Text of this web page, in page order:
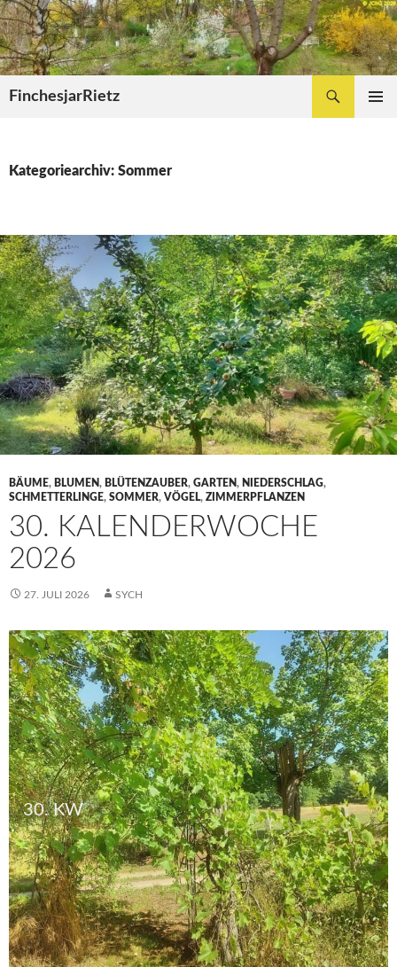
Zum
Inhalt
springen
FinchesjarRietz
Kategoriearchiv: Sommer
BÄUME, BLUMEN, BLÜTENZAUBER, GARTEN, NIEDERSCHLAG,
SCHMETTERLINGE, SOMMER, VÖGEL, ZIMMERPFLANZEN
30. KALENDERWOCHE
2026
27. JULI 2026 SYCH
30. KW